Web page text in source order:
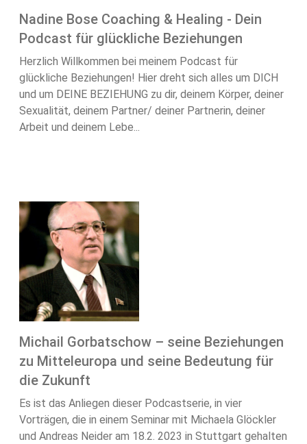
Nadine Bose Coaching & Healing - Dein
Podcast für glückliche Beziehungen
Herzlich Willkommen bei meinem Podcast für
glückliche Beziehungen! Hier dreht sich alles um DICH
und um DEINE BEZIEHUNG zu dir, deinem Körper, deiner
Sexualität, deinem Partner/ deiner Partnerin, deiner
Arbeit und deinem Lebe...
Michail Gorbatschow – seine Beziehungen
zu Mitteleuropa und seine Bedeutung für
die Zukunft
Es ist das Anliegen dieser Podcastserie, in vier
Vorträgen, die in einem Seminar mit Michaela Glöckler
und Andreas Neider am 18.2. 2023 in Stuttgart gehalten